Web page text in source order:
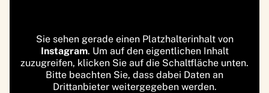
Sie sehen gerade einen Platzhalterinhalt von
Instagram. Um auf den eigentlichen Inhalt
zuzugreifen, klicken Sie auf die Schaltfläche unten.
Bitte beachten Sie, dass dabei Daten an
Drittanbieter weitergegeben werden.